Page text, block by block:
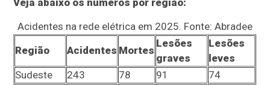
Veja abaixo os números por região:
Acidentes na rede elétrica em 2025. Fonte: Abradee
Região
Acidentes Mortes
Lesões
graves
Lesões
leves
Sudeste
243 78 91
74